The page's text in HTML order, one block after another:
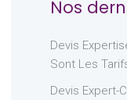
Nos
Devis
Sont Les
Devis Expert-